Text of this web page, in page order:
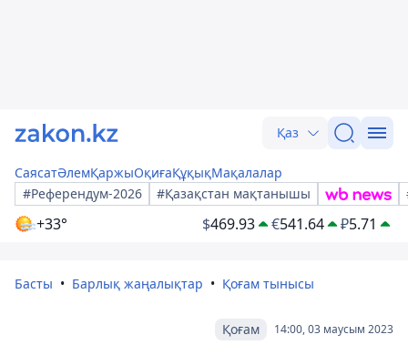
Қаз
СаясатӘлемҚаржыОқиғаҚұқықМақалалар
#Референдум-2026
#Қазақстан мақтанышы
+33° $469.93 €541.64 ₽5.71
Басты Барлық жаңалықтар Қоғам тынысы
14:00, 03 маусым 2023
Қоғам